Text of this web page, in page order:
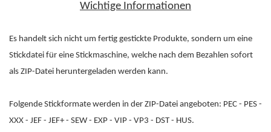
Wichtige Informationen
Es handelt sich nicht um fertig gestickte Produkte, sondern um eine
Stickdatei für eine Stickmaschine, welche nach dem Bezahlen sofort
als ZIP-Datei heruntergeladen werden kann.
Folgende Stickformate werden in der ZIP-Datei angeboten: PEC - PES -
XXX - JEF - JEF+ - SEW - EXP - VIP - VP3 - DST - HUS.